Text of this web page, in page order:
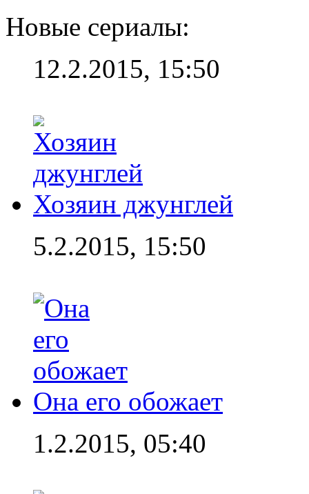
Новые сериалы:
12.2.2015, 15:50
Хозяин джунглей
5.2.2015, 15:50
Она его обожает
1.2.2015, 05:40